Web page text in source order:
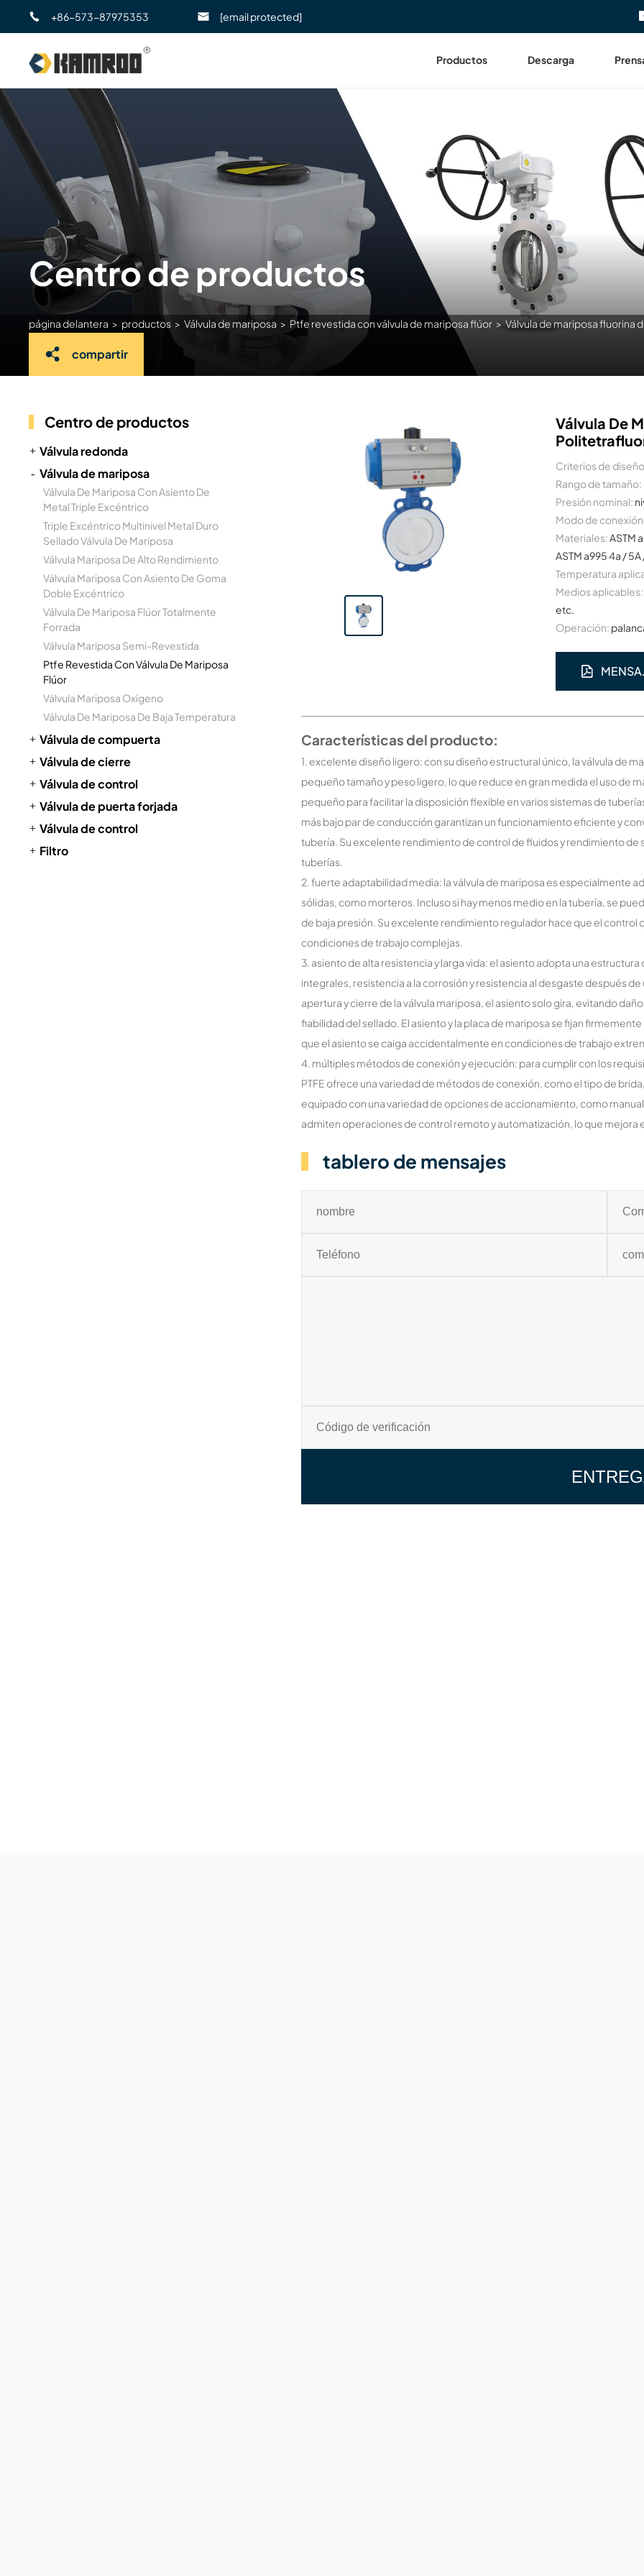
+86-573-87975353 [email protected]
Productos Descarga
Centro de productos
página delantera > productos > Válvula de mariposa > Ptfe revestida con válvula de mariposa flúor > Válvula de mariposa
compartir
Centro de productos
Válvula redonda
Válvula de mariposa
Válvula De Mariposa Con Asiento De
Metal Triple Excéntrico
Triple Excéntrico Multinivel Metal Duro
Sellado Válvula De Mariposa
Válvula Mariposa De Alto Rendimiento
Válvula Mariposa Con Asiento De Goma
Doble Excéntrico
Válvula De Mariposa Flúor Totalmente
Forrada
Válvula Mariposa Semi-Revestida
Ptfe Revestida Con Válvula De Mariposa
Flúor
Válvula Mariposa Oxígeno
Válvula De Mariposa De Baja Temperatura
Válvula de compuerta
Válvula de cierre
Válvula de control
Válvula de puerta forjada
Válvula de control
Filtro
Válvula De
Criterios de
Rango de tamaño:
Presión nominal:
Modo de
Materiales: ASTM
ASTM a995 4a /
Temperatura
Medios aplicables:
etc.
Operación:
Características del producto:
1. excelente diseño ligero: con su diseño estructural único, la válvula de
pequeño tamaño y peso ligero, lo que reduce en gran medida el uso de
pequeño para facilitar la disposición flexible en varios sistemas de
más bajo par de conducción garantizan un funcionamiento eficiente y
tubería. Su excelente rendimiento de control de fluidos y rendimiento
tuberías.
2. fuerte adaptabilidad media: la válvula de mariposa es especialmente
sólidas, como morteros. Incluso si hay menos medio en la tubería, se
de baja presión. Su excelente rendimiento regulador hace que el
condiciones de trabajo complejas.
3. asiento de alta resistencia y larga vida: el asiento adopta una
integrales, resistencia a la corrosión y resistencia al desgaste después
apertura y cierre de la válvula mariposa, el asiento solo gira, evitando
fiabilidad del sellado. El asiento y la placa de mariposa se fijan
que el asiento se caiga accidentalmente en condiciones de trabajo
4. múltiples métodos de conexión y ejecución: para cumplir con los
PTFE ofrece una variedad de métodos de conexión, como el tipo de
equipado con una variedad de opciones de accionamiento, como
admiten operaciones de control remoto y automatización, lo que mejora
tablero de mensajes